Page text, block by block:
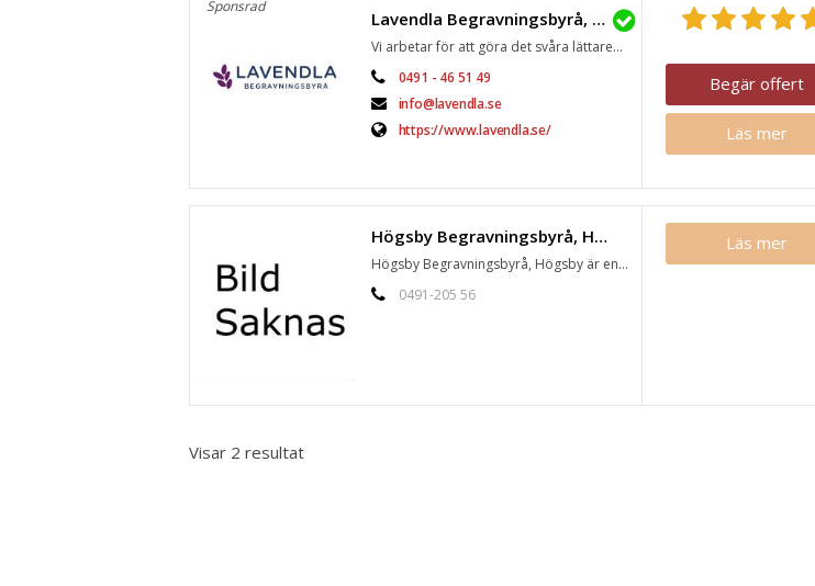
Sponsrad
Lavendla Begravningsbyrå, Högsby
Vi arbetar för att göra det svåra lättare...
0491 - 46 51 49
info@lavendla.se
https://www.lavendla.se/
Begär offert
Läs mer
Högsby Begravningsbyrå, Högsby
Högsby Begravningsbyrå, Högsby är en...
0491-205 56
Läs mer
Visar 2 resultat